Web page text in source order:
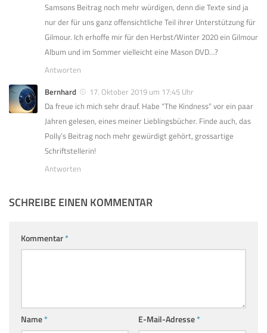
Samsons Beitrag noch mehr würdigen, denn die Texte sind ja
nur der für uns ganz offensichtliche Teil ihrer Unterstützung für
Gilmour. Ich erhoffe mir für den Herbst/Winter 2020 ein Gilmour
Album und im Sommer vielleicht eine Mason DVD…?
Antworten
Bernhard
17. Oktober 2019 um 17:45 Uhr
Da freue ich mich sehr drauf. Habe “The Kindness” vor ein paar
Jahren gelesen, eines meiner Lieblingsbücher. Finde auch, das
Polly’s Beitrag noch mehr gewürdigt gehört, grossartige
Schriftstellerin!
Antworten
SCHREIBE EINEN KOMMENTAR
Kommentar*
Name* E-Mail-Adresse*